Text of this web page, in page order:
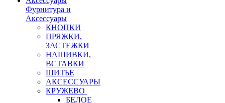
Фурнитура и
Аксессуары
КНОПКИ
ПРЯЖКИ,
ЗАСТЕЖКИ
НАШИВКИ,
ВСТАВКИ
ШИТЬЕ
АКСЕССУАРЫ
КРУЖЕВО
БЕЛОЕ